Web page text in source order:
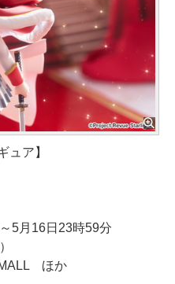
ュア】
5月16日23時59分
ほか